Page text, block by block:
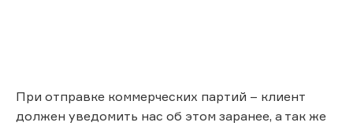
При отправке коммерческих партий – клиент
должен уведомить нас об этом заранее, а так же